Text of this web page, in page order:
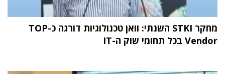
מחקר STKI השנתי: וואן טכנולוגיות דורגה כ-TOP
Vendor בכל תחומי שוק ה-IT